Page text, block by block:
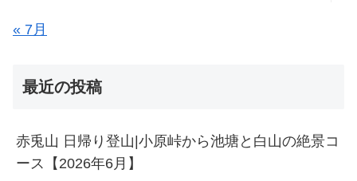
« 7月
最近の投稿
赤兎山 日帰り登山|小原峠から池塘と白山の絶景コ
ース【2026年6月】